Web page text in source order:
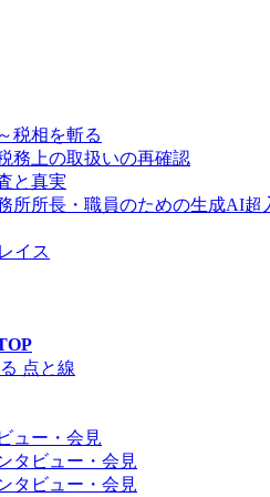
税相を斬る
務上の取扱いの再確認
と真実
所所長・職員のための生成AI超
イス
点と線
ュー・会見
タビュー・会見
タビュー・会見